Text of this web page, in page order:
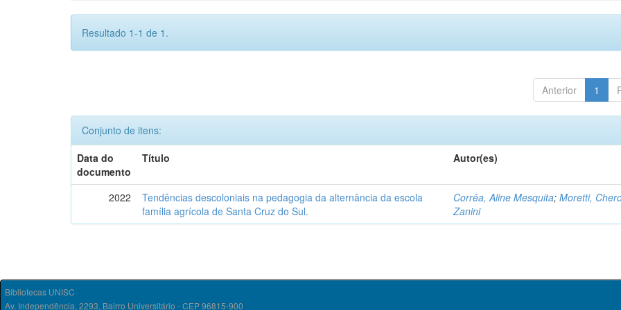
Resultado 1-1 de 1.
Anterior 1
Conjunto de itens:
Data do
documento
Título Autor(es)
2022
Tendências descoloniais na pedagogia da alternância da escola
família agrícola de Santa Cruz do Sul.
Corrêa, Aline Mesquita;Moretti,
Zanini
Bibliotecas UNISC
Av. Independência, 2293, Bairro Universitário - CEP 96815-900